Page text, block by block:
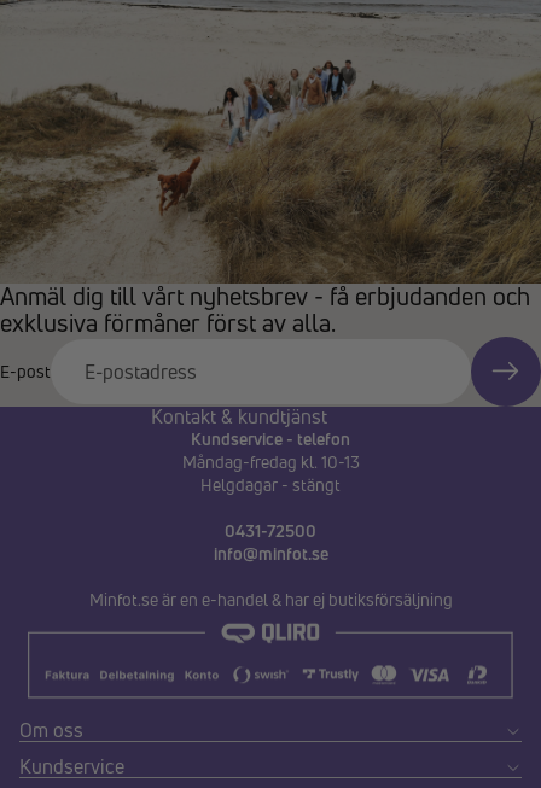
Anmäl dig till vårt nyhetsbrev - få erbjudanden och
exklusiva förmåner först av alla.
E-post
Kontakt & kundtjänst
Kundservice - telefon
Måndag-fredag kl. 10-13
Helgdagar - stängt
0431-72500
info@minfot.se
Minfot.se är en e-handel & har ej butiksförsäljning
Om oss
Kundservice